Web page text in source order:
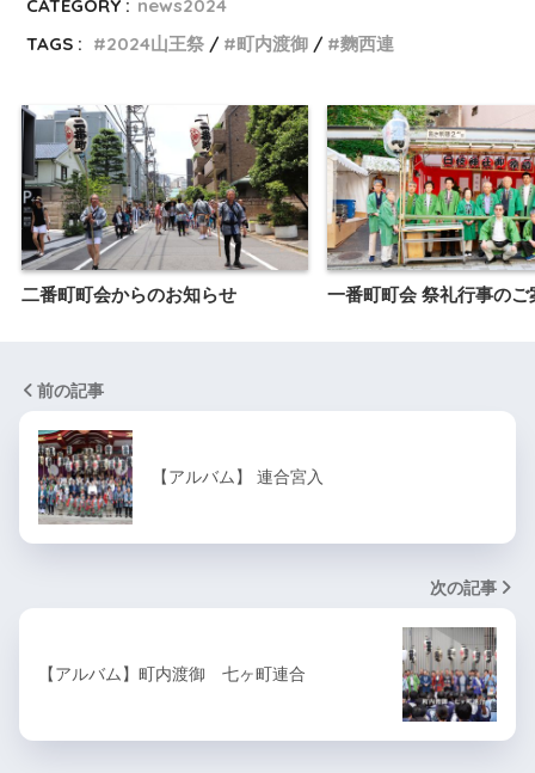
CATEGORY : news2024
TAGS :
2024山王祭 町内渡御 麴西連
二番町町会からのお知らせ 一番町町会 祭礼行事のご
前の記事
【アルバム】 連合宮入
次の記事
【アルバム】町内渡御 七ヶ町連合